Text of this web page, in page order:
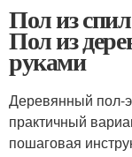
Пол из
Пол из
руками
Деревянный пол-
практичный
пошаговая